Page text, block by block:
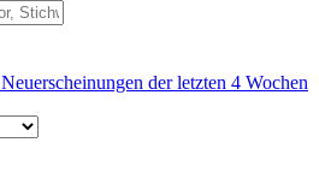
Neuerscheinungen der letzten 4 Wochen